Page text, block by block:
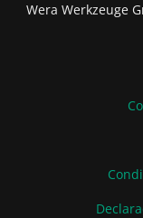
Wera Werkzeuge